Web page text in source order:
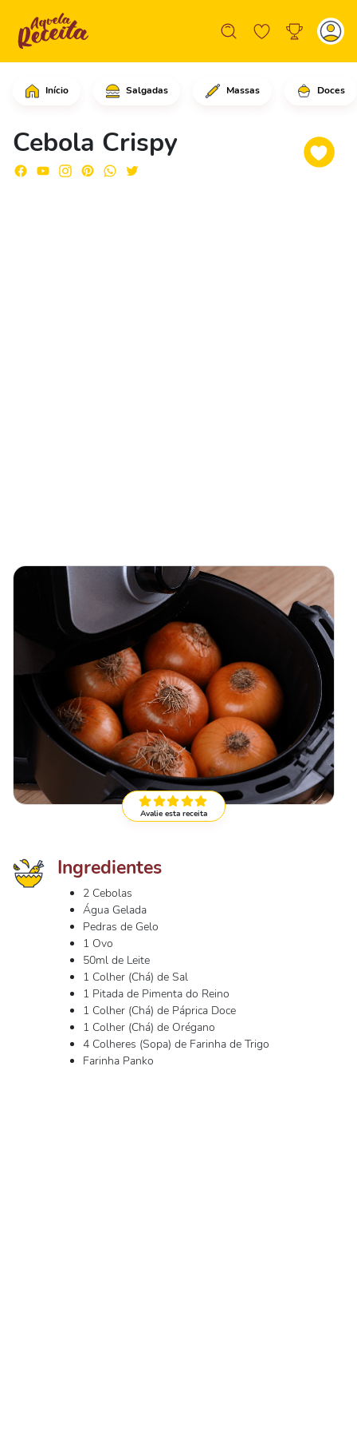
Início Salgadas Massas Doces
Cebola Crispy
Comece cortando as cebolas em
Avalie esta receita
Ingredientes
2 Cebolas
Água Gelada
Pedras de Gelo
1 Ovo
50ml de Leite
1 Colher (Chá) de Sal
1 Pitada de Pimenta do Reino
1 Colher (Chá) de Páprica Doce
1 Colher (Chá) de Orégano
4 Colheres (Sopa) de Farinha de Trigo
Farinha Panko